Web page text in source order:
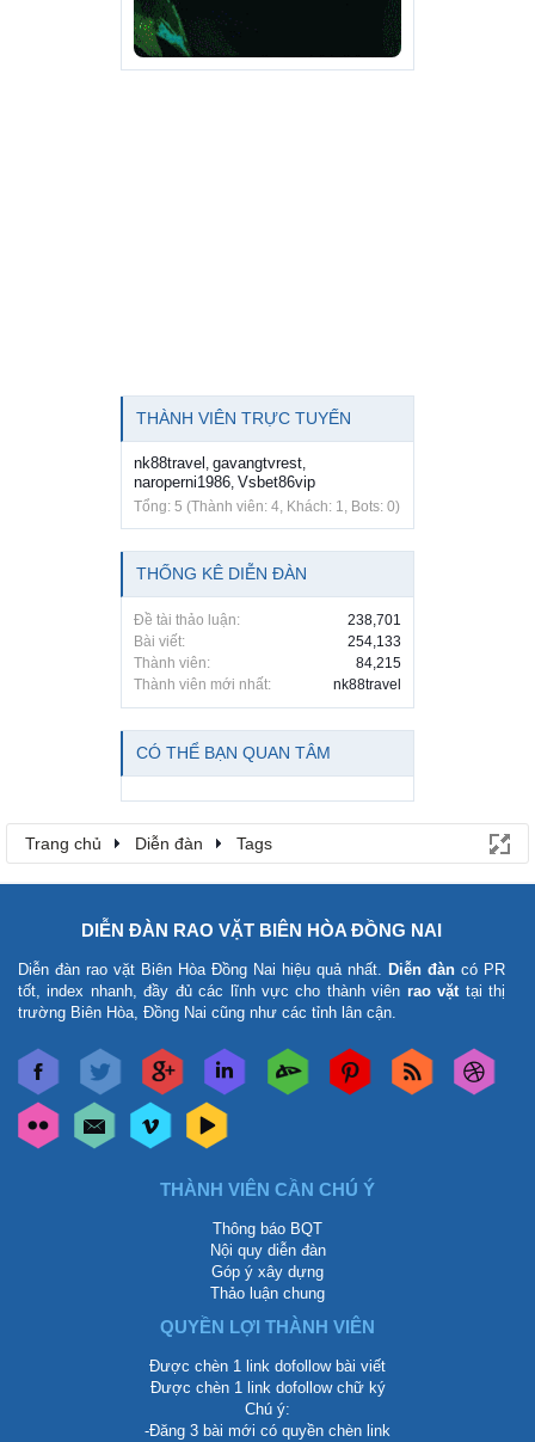
THÀNH VIÊN TRỰC TUYẾN
nk88travel , gavangtvrest,
naroperni1986, Vsbet86vip
Tổng: 5 (Thành viên: 4, Khách: 1, Bots: 0)
THỐNG KÊ DIỄN ĐÀN
Đề tài thảo luận:
238,701
Bài viết:
254,133
Thành viên:
84,215
Thành viên mới nhất:
nk88travel
CÓ THỂ BẠN QUAN TÂM
Trang chủ Diễn đàn Tags
DIỄN ĐÀN RAO VẶT BIÊN HÒA ĐỒNG NAI
Diễn đàn rao vặt Biên Hòa Đồng Nai hiệu quả nhất. Diễn đàn có PR
tốt, index nhanh, đầy đủ các lĩnh vực cho thành viên rao vặttại thị
trường Biên Hòa, Đồng Nai cũng như các tỉnh lân cận.
THÀNH VIÊN CẦN CHÚ Ý
Thông báo BQT
Nội quy diễn đàn
Góp ý xây dựng
Thảo luận chung
QUYỀN LỢI THÀNH VIÊN
Được chèn 1 link dofollow bài viết
Được chèn 1 link dofollow chữ ký
Chú ý:
-Đăng 3 bài mới có quyền chèn link